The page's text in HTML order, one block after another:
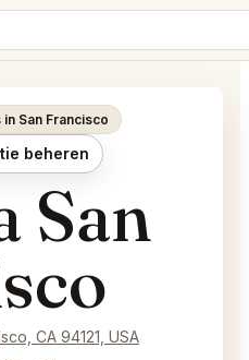
San Francisco
beheren
San
CA 94121, USA